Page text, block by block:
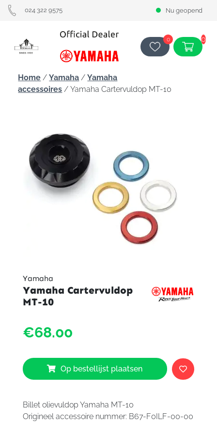
024 322 9575 Nu geopend
0 0
Home /Yamaha /Yamaha
accessoires / Yamaha Cartervuldop MT-10
Yamaha
Yamaha Cartervuldop
MT-10
€68.00
Op bestellijst plaatsen
Billet olievuldop Yamaha MT-10
Origineel accessoire nummer: B67-F0ILF-00-00